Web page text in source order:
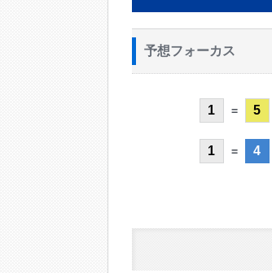
予想フォーカス
1 = 5
1 = 4